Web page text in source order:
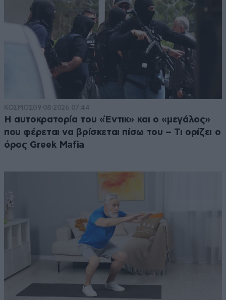
ΚΟΣΜΟΣ09·08·2026 07:44
Η αυτοκρατορία του «Έντικ» και ο «μεγάλος»
που φέρεται να βρίσκεται πίσω του – Τι ορίζει ο
όρος Greek Mafia